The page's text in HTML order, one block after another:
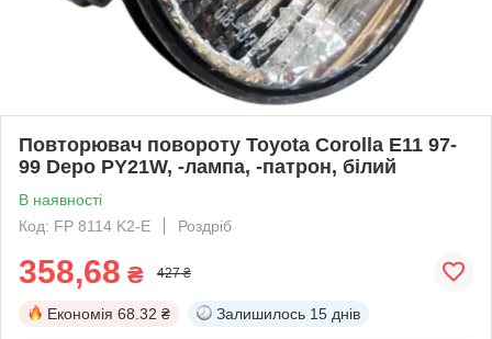
Повторювач повороту Toyota Corolla E11 97-
99 Depo PY21W, -лампа, -патрон, білий
В наявності
Код: FP 8114 K2-E
Роздріб
358,68 ₴ 427 ₴
Економія 68.32 ₴ Залишилось 15 днів